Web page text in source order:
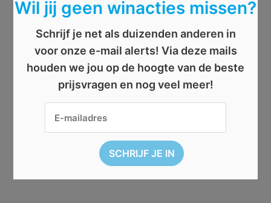
Wil jij geen winacties missen?
Schrijf je net als duizenden anderen in
voor onze e-mail alerts! Via deze mails
houden we jou op de hoogte van de beste
prijsvragen en nog veel meer!